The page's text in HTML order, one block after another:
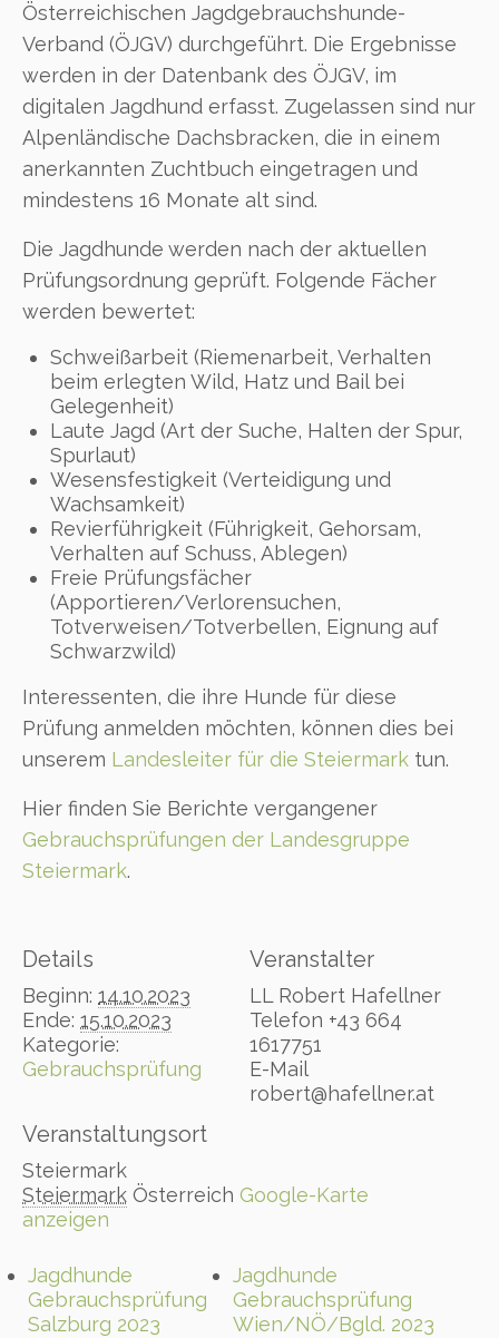
Österreichischen Jagdgebrauchshunde-
Verband (ÖJGV) durchgeführt. Die Ergebnisse
werden in der Datenbank des ÖJGV, im
digitalen Jagdhund erfasst. Zugelassen sind nur
Alpenländische Dachsbracken, die in einem
anerkannten Zuchtbuch eingetragen und
mindestens 16 Monate alt sind.
Die Jagdhunde werden nach der aktuellen
Prüfungsordnung geprüft. Folgende Fächer
werden bewertet:
Schweißarbeit (Riemenarbeit, Verhalten
beim erlegten Wild, Hatz und Bail bei
Gelegenheit)
Laute Jagd (Art der Suche, Halten der Spur,
Spurlaut)
Wesensfestigkeit (Verteidigung und
Wachsamkeit)
Revierführigkeit (Führigkeit, Gehorsam,
Verhalten auf Schuss, Ablegen)
Freie Prüfungsfächer
(Apportieren/Verlorensuchen,
Totverweisen/Totverbellen, Eignung auf
Schwarzwild)
Interessenten, die ihre Hunde für diese
Prüfung anmelden möchten, können dies bei
unserem Landesleiter für die Steiermark tun.
Hier finden Sie Berichte vergangener
Gebrauchsprüfungen der Landesgruppe
Steiermark.
Details
Beginn: 14.10.2023
Ende: 15.10.2023
Kategorie:
Gebrauchsprüfung
Veranstaltungsort
Steiermark
Steiermark Österreich Google-Karte
anzeigen
Veranstalter
LL Robert Hafellner
Telefon +43 664
1617751
E-Mail
robert@hafellner.at
Jagdhunde
Gebrauchsprüfung
Salzburg 2023
Jagdhunde
Gebrauchsprüfung
Wien/NÖ/Bgld. 2023